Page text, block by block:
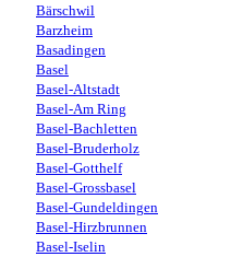
Bärschwil
Barzheim
Basadingen
Basel
Basel-Altstadt
Basel-Am Ring
Basel-Bachletten
Basel-Bruderholz
Basel-Gotthelf
Basel-Grossbasel
Basel-Gundeldingen
Basel-Hirzbrunnen
Basel-Iselin